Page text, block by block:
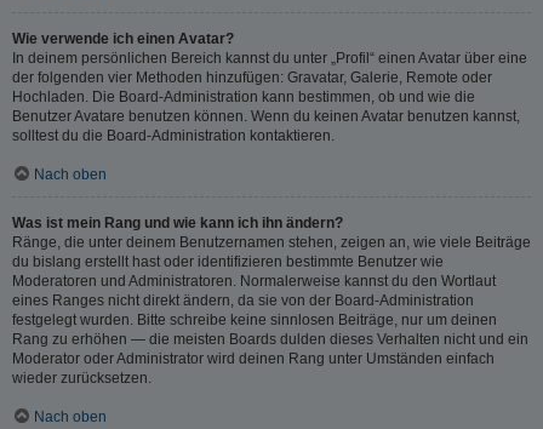
Wie verwende ich einen Avatar?
In deinem persönlichen Bereich kannst du unter „Profil“ einen Avatar über eine
der folgenden vier Methoden hinzufügen: Gravatar, Galerie, Remote oder
Hochladen. Die Board-Administration kann bestimmen, ob und wie die
Benutzer Avatare benutzen können. Wenn du keinen Avatar benutzen kannst,
solltest du die Board-Administration kontaktieren.
Nach oben
Was ist mein Rang und wie kann ich ihn ändern?
Ränge, die unter deinem Benutzernamen stehen, zeigen an, wie viele Beiträge
du bislang erstellt hast oder identifizieren bestimmte Benutzer wie
Moderatoren und Administratoren. Normalerweise kannst du den Wortlaut
eines Ranges nicht direkt ändern, da sie von der Board-Administration
festgelegt wurden. Bitte schreibe keine sinnlosen Beiträge, nur um deinen
Rang zu erhöhen — die meisten Boards dulden dieses Verhalten nicht und ein
Moderator oder Administrator wird deinen Rang unter Umständen einfach
wieder zurücksetzen.
Nach oben